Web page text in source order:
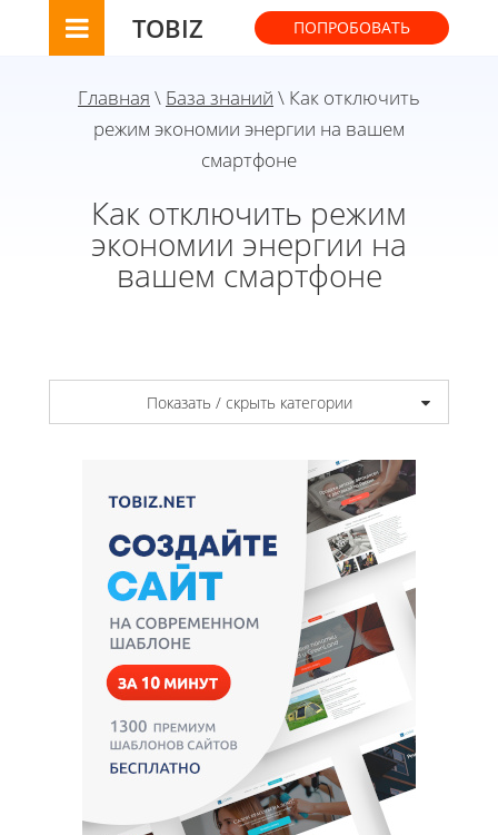
TOBIZ ПОПРОБОВАТЬ
Главная \ База знаний \ Как отключить
режим экономии энергии на вашем
смартфоне
Как отключить режим
экономии энергии на
вашем смартфоне
Показать / скрыть категории